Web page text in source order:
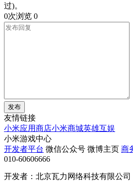
过)。
0次浏览 0
发布
友情链接
小米应用商店小米商城英雄互娱
小米游戏中心
开发者平台 微信公众号 微博主页 商
010-60606666
开发者：北京瓦力网络科技有限公司